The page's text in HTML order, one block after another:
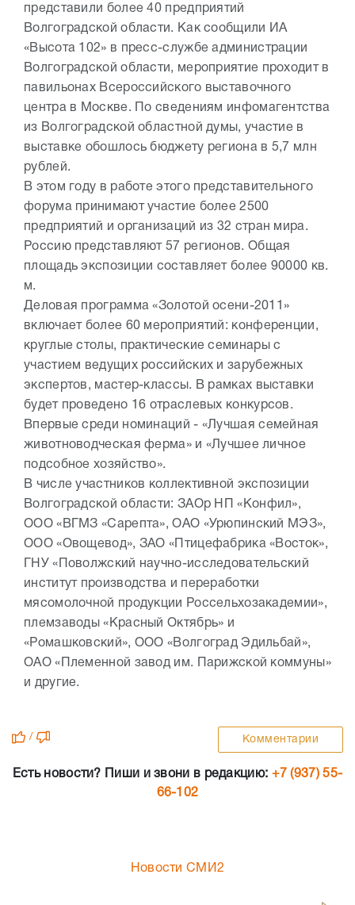
представили более 40 предприятий
Волгоградской области. Как сообщили ИА
«Высота 102» в пресс-службе администрации
Волгоградской области, мероприятие проходит в
павильонах Всероссийского выставочного
центра в Москве. По сведениям инфомагентства
из Волгоградской областной думы, участие в
выставке обошлось бюджету региона в 5,7 млн
рублей.
В этом году в работе этого представительного
форума принимают участие более 2500
предприятий и организаций из 32 стран мира.
Россию представляют 57 регионов. Общая
площадь экспозиции составляет более 90000 кв.
м.
Деловая программа «Золотой осени-2011»
включает более 60 мероприятий: конференции,
круглые столы, практические семинары с
участием ведущих российских и зарубежных
экспертов, мастер-классы. В рамках выставки
будет проведено 16 отраслевых конкурсов.
Впервые среди номинаций - «Лучшая семейная
животноводческая ферма» и «Лучшее личное
подсобное хозяйство».
В числе участников коллективной экспозиции
Волгоградской области: ЗАОр НП «Конфил»,
ООО «ВГМЗ «Сарепта», ОАО «Урюпинский МЭЗ»,
ООО «Овощевод», ЗАО «Птицефабрика «Восток»,
ГНУ «Поволжский научно-исследовательский
институт производства и переработки
мясомолочной продукции Россельхозакадемии»,
племзаводы «Красный Октябрь» и
«Ромашковский», ООО «Волгоград Эдильбай»,
ОАО «Племенной завод им. Парижской коммуны»
и другие.
/ Комментарии
Есть новости? Пиши и звони в редакцию: +7 (937) 55-
66-102
Новости СМИ2